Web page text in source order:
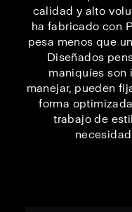
calidad y alto
ha fabricado con
pesa menos que
Diseñados
maniquíes son
manejar, pueden
forma
trabajo de